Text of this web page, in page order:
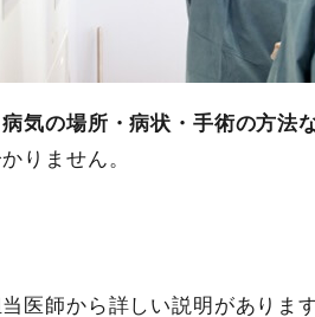
病気の場所・病状・手術の方法
りません。
医師から詳しい説明がありま